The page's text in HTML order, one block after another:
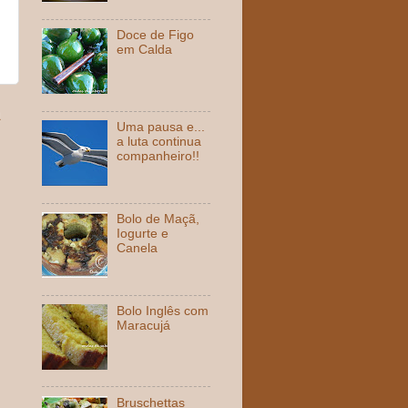
Doce de Figo
em Calda
Uma pausa e...
a luta continua
companheiro!!
Bolo de Maçã,
Iogurte e
Canela
Bolo Inglês com
Maracujá
Bruschettas